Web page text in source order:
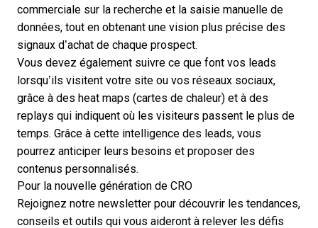
commerciale sur la recherche et la saisie manuelle de
données, tout en obtenant une vision plus précise des
signaux d’achat de chaque prospect.
Vous devez également suivre ce que font vos leads
lorsqu’ils visitent votre site ou vos réseaux sociaux,
grâce à des heat maps (cartes de chaleur) et à des
replays qui indiquent où les visiteurs passent le plus de
temps. Grâce à cette intelligence des leads, vous
pourrez anticiper leurs besoins et proposer des
contenus personnalisés.
Pour la nouvelle génération de CRO
Rejoignez notre newsletter pour découvrir les tendances,
conseils et outils qui vous aideront à relever les défis